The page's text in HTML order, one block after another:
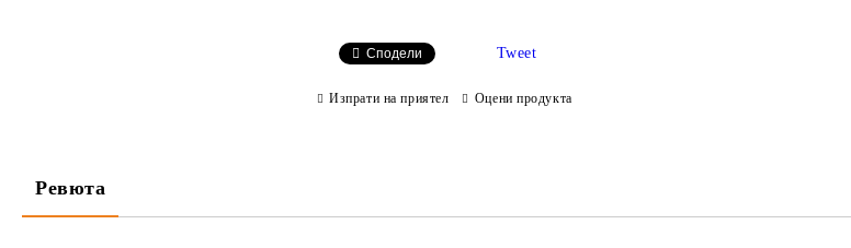
Сподели Tweet
Изпрати на приятел Оцени продукта
Ревюта